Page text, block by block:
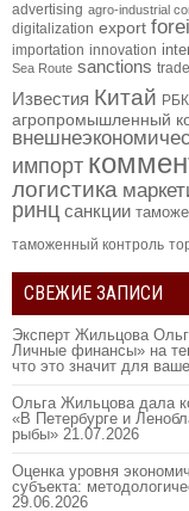
advertising agro-industrial
digitalization export
importation innovation
Sea Route sanctions trade
Известия Китай РБК
агропромышленный
импорт
логистика
ринц санкции
таможенный контроль
СВЕЖИЕ ЗАПИСИ
Эксперт Жильцова
Личные финансы» на
что это значит для
Ольга Жильцова дала
«В Петербурге и
рыбы» 21.07.2026
Оценка уровня
субъекта:
29.06.2026